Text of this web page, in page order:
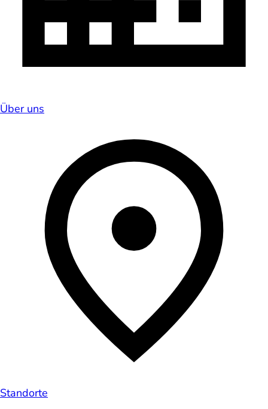
Über uns
Standorte